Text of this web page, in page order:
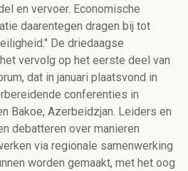
en vervoer. Economische
daarentegen dragen bij tot
De driedaagse
vervolg op het eerste deel van
dat in januari plaatsvond in
conferenties in
Bakoe, Azerbeidzjan. Leiders en
debatteren over manieren
via regionale samenwerking
worden gemaakt, met het oog